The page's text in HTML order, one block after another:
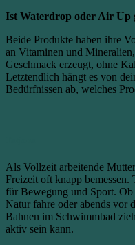
Ist Waterdrop oder Air Up
Beide Produkte haben ihre
an Vitaminen und
Geschmack erzeugt, ohne
Letztendlich hängt es von
Bedürfnissen ab, welches
Als Vollzeit arbeitende
Freizeit oft knapp
für Bewegung und Sport.
Natur fahre oder abends vor
Bahnen im Schwimmbad
aktiv sein kann.